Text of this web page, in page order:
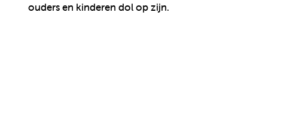
ouders en kinderen dol op zijn.